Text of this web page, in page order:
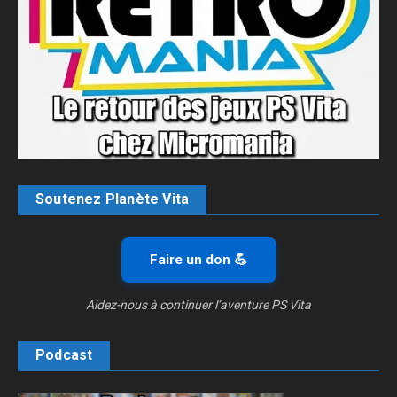
Soutenez Planète Vita
Faire un don 💪
Aidez-nous à continuer l’aventure PS Vita
Podcast